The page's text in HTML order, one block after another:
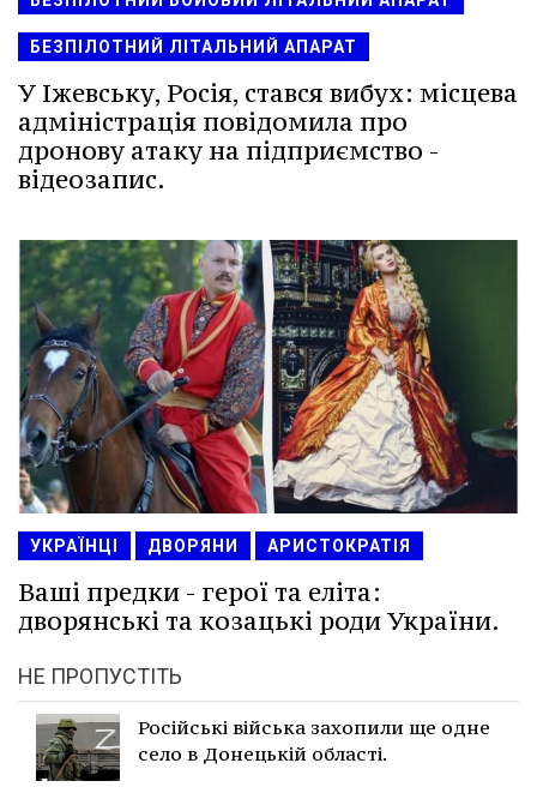
БЕЗПІЛОТНИЙ ЛІТАЛЬНИЙ АПАРАТ
У Іжевську, Росія, стався вибух: місцева
адміністрація повідомила про
дронову атаку на підприємство -
відеозапис.
УКРАЇНЦІ ДВОРЯНИ АРИСТОКРАТІЯ
Ваші предки - герої та еліта:
дворянські та козацькі роди України.
НЕ ПРОПУСТІТЬ
Російські війська захопили ще одне
село в Донецькій області.